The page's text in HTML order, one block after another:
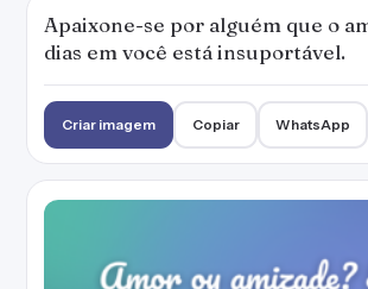
Apaixone-se por alguém que o
dias em você está insuportável.
Criar imagem Copiar WhatsApp